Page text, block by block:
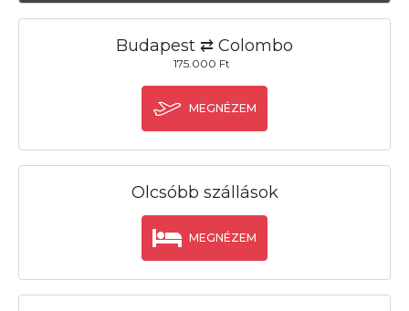
Budapest ⇄ Colombo
175.000 Ft
MEGNÉZEM
Olcsóbb szállások
MEGNÉZEM